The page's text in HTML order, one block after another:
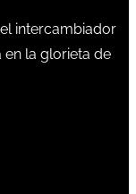
intercambiador
en la glorieta de